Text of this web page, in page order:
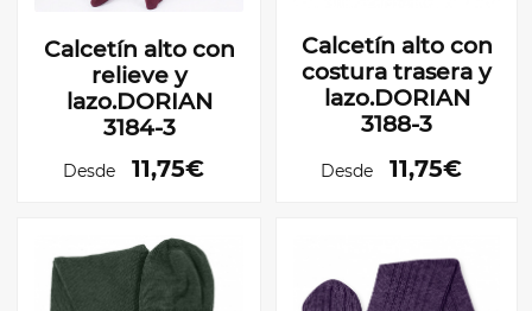
Calcetín alto con
relieve y
lazo.DORIAN
3184-3
Desde 11,75€
Calcetín alto con
costura trasera y
lazo.DORIAN
3188-3
Desde 11,75€